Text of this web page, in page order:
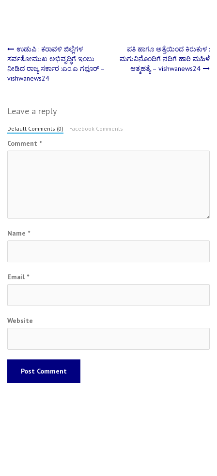
Post
navigation
ಉಡುಪಿ : ಕರಾವಳಿ ಜಿಲ್ಲೆಗಳ
ಸರ್ವತೋಮುಖ ಅಭಿವೃದ್ಧಿಗೆ ಇಂಬು
ನೀಡಿದ ರಾಜ್ಯ ಸರ್ಕಾರ :ಎಂ.ಎ ಗಫೂರ್ –
vishwanews24
ಪತಿ ಹಾಗೂ ಅತ್ತೆಯಿಂದ ಕಿರುಕುಳ :
ಮಗುವಿನೊಂದಿಗೆ ನದಿಗೆ ಹಾರಿ ಮಹಿಳೆ
ಆತ್ಮಹತ್ಯೆ – vishwanews24
Leave a reply
Default Comments (0) Facebook Comments
Comment *
Name *
Email *
Website